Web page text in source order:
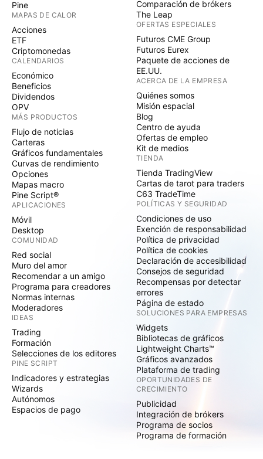
Pine
MAPAS DE CALOR
Acciones
ETF
Criptomonedas
CALENDARIOS
Económico
Beneficios
Dividendos
OPV
MÁS PRODUCTOS
Flujo de noticias
Carteras
Gráficos fundamentales
Curvas de rendimiento
Opciones
Mapas macro
Pine Script®
APLICACIONES
Móvil
Desktop
COMUNIDAD
Red social
Muro del amor
Recomendar a un amigo
Programa para creadores
Normas internas
Moderadores
IDEAS
Trading
Formación
Selecciones de los editores
PINE SCRIPT
Indicadores y estrategias
Wizards
Autónomos
Espacios de pago
Comparación de brókers
The Leap
OFERTAS ESPECIALES
Futuros CME Group
Futuros Eurex
Paquete de acciones de
EE.UU.
ACERCA DE LA EMPRESA
Quiénes somos
Misión espacial
Blog
Centro de ayuda
Ofertas de empleo
Kit de medios
TIENDA
Tienda TradingView
Cartas de tarot para traders
C63 TradeTime
POLÍTICAS Y SEGURIDAD
Condiciones de uso
Exención de responsabilidad
Política de privacidad
Política de cookies
Declaración de accesibilidad
Consejos de seguridad
Recompensas por detectar
errores
Página de estado
SOLUCIONES PARA EMPRESAS
Widgets
Bibliotecas de gráficos
Lightweight Charts™
Gráficos avanzados
Plataforma de trading
OPORTUNIDADES DE
CRECIMIENTO
Publicidad
Integración de brókers
Programa de socios
Programa de formación